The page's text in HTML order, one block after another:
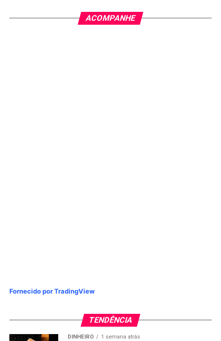
Chainlink está prestes a destronar o XRP? Analistas
revelam previsões surpreendentes
ACOMPANHE
Fornecido por TradingView
TENDÊNCIA
DINHEIRO 1 semana atrás